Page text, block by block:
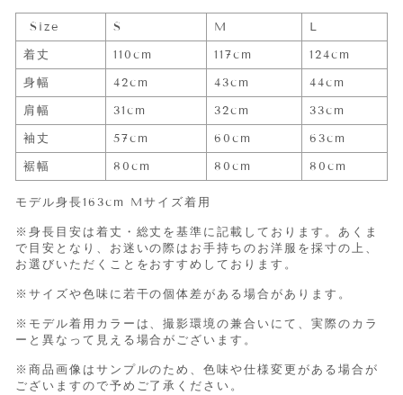
Size S M
L
着丈
110cm 117cm
124cm
身幅
42cm 43cm
44cm
肩幅
31cm 32cm
33cm
袖丈
57cm 60cm
63cm
裾幅
80cm 80cm 80cm
モデル身長163cm Mサイズ着用
※身長目安は着丈・総丈を基準に記載しております。あくま
で目安となり、お迷いの際はお手持ちのお洋服を採寸の上、
お選びいただくことをおすすめしております。
※サイズや色味に若干の個体差がある場合があります。
※モデル着用カラーは、撮影環境の兼合いにて、実際のカラ
ーと異なって見える場合がございます。
※商品画像はサンプルのため、色味や仕様変更がある場合が
ございますので予めご了承ください。